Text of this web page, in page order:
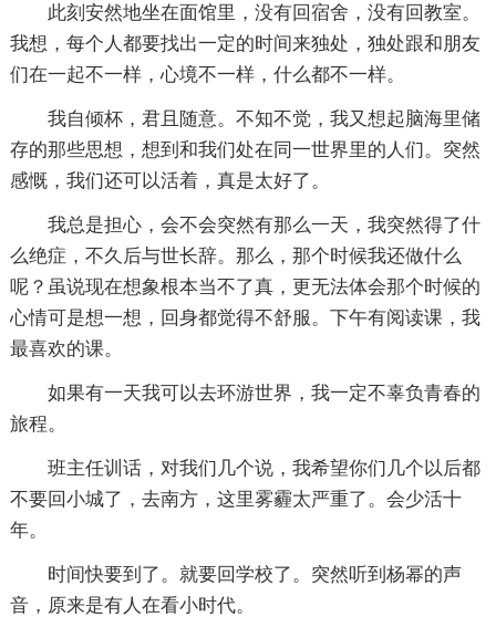
此刻安然地坐在面馆里，没有回宿舍，没有回教室。
我想，每个人都要找出一定的时间来独处，独处跟和朋友
们在一起不一样，心境不一样，什么都不一样。
我自倾杯，君且随意。不知不觉，我又想起脑海里储
存的那些思想，想到和我们处在同一世界里的人们。突然
感慨，我们还可以活着，真是太好了。
我总是担心，会不会突然有那么一天，我突然得了什
么绝症，不久后与世长辞。那么，那个时候我还做什么
呢？虽说现在想象根本当不了真，更无法体会那个时候的
心情可是想一想，回身都觉得不舒服。下午有阅读课，我
最喜欢的课。
如果有一天我可以去环游世界，我一定不辜负青春的
旅程。
班主任训话，对我们几个说，我希望你们几个以后都
不要回小城了，去南方，这里雾霾太严重了。会少活十
年。
时间快要到了。就要回学校了。突然听到杨幂的声
音，原来是有人在看小时代。